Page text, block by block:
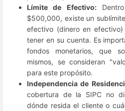
Límite de Efectivo:
$500,000, existe un
efectivo (dinero en
tener en su cuenta. Es
fondos monetarios, que
mismos, se consideran
para este propósito.
Independencia de
cobertura de la SIPC no
dónde resida el cliente o